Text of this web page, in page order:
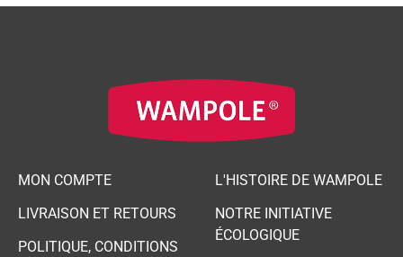
MON COMPTE
LIVRAISON ET RETOURS
POLITIQUE, CONDITIONS
L'HISTOIRE DE WAMPOLE
NOTRE INITIATIVE
ÉCOLOGIQUE